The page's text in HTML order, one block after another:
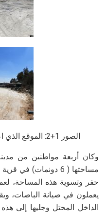
الصور 1+2: الموقع الذي اعتدت عليه سلطات الاحتلال
وكان أربعة مواطنين من
مساحتها ( 6 دونمات)
حفر وتسوية هذه المساحة،
يعملون في صيانة الباصات،
الداخل المحتل وجليها إلى